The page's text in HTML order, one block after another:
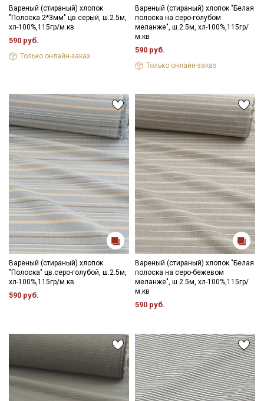
Вареный (стираный) хлопок
"Полоска 2*3мм" цв.серый, ш.2.5м,
хл-100%,115гр/м.кв
590 руб.
Только онлайн-заказ
Вареный (стираный) хлопок "Белая
полоска на серо-голубом
меланже", ш.2.5м, хл-100%,115гр/
м.кв
590 руб.
Только онлайн-заказ
Вареный (стираный) хлопок
"Полоска" цв.серо-голубой, ш.2.5м,
хл-100%,115гр/м.кв
590 руб.
Вареный (стираный) хлопок "Белая
полоска на серо-бежевом
меланже", ш.2.5м, хл-100%,115гр/
м.кв
590 руб.